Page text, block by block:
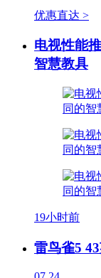
优惠直达 >
电视性能
智慧教具
19小时前
雷鸟雀5